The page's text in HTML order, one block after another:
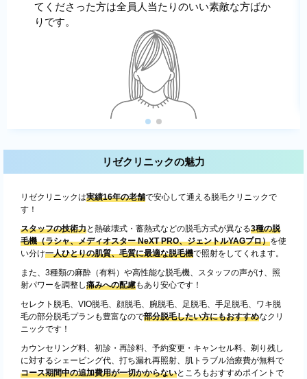
てくださった方は全員人当たりのいい素敵な方ばか
りです。
リゼクリニックの魅力
リゼクリニックは実績16年の老舗で安心して通える脱毛クリニックで
す！
スタッフの技術力と熱破壊式・蓄熱式などの脱毛方式が異なる3種の脱
毛機（ラシャ、メディオスター NeXT PRO、ジェントルYAGプロ）を使
い分け一人ひとりの肌質、毛質に最適な脱毛機で照射をしてくれます。
また、3種類の麻酔（有料）や高性能な脱毛機、スタッフの声がけ、照
射パワーを調整し痛みへの配慮もあり安心です！
セレクト脱毛、VIO脱毛、顔脱毛、腕脱毛、足脱毛、手足脱毛、ワキ脱
毛の部分脱毛プランも豊富なので部分脱毛したい方にもおすすめなクリ
ニックです！
カウンセリング料、初診・再診料、予約変更・キャンセル料、剃り残し
に対するシェービング代、打ち漏れ再照射、肌トラブル治療費が無料で
コース期間中の追加費用が一切かからないところもおすすめポイントで